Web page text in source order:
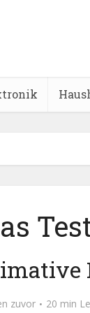
zuvor 20 min